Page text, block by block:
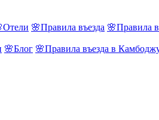
🌸Правила въезда 🌸Правила
🌸Блог 🌸Правила въезда в